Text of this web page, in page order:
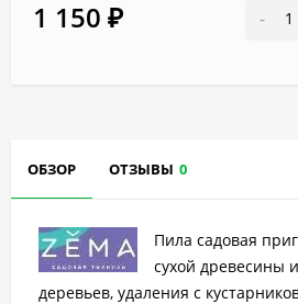
1 150 ₽ -
ОБЗОР ОТЗЫВЫ 0
Пила садовая
сухой древесины
деревьев, удаления с